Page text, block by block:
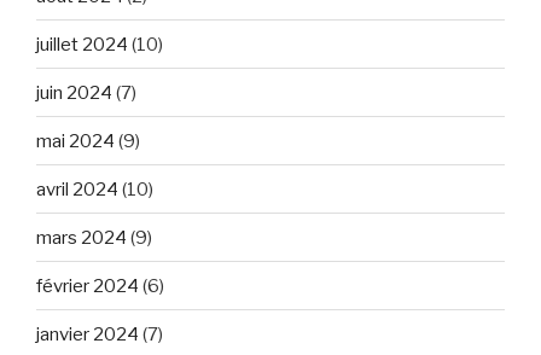
juillet 2024 (10)
juin 2024 (7)
mai 2024 (9)
avril 2024 (10)
mars 2024 (9)
février 2024 (6)
janvier 2024 (7)